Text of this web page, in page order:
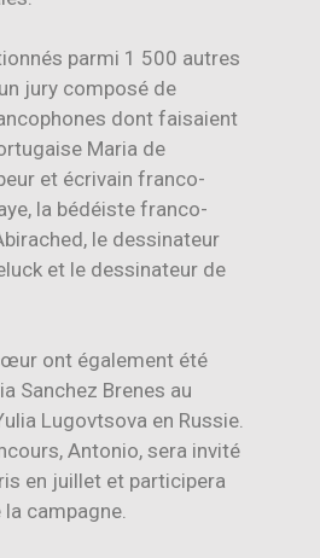
parmi 1 500 autres
jury composé de
dont faisaient
Maria de
et écrivain franco-
la bédéiste franco-
le dessinateur
et le dessinateur de
ont également été
Sanchez Brenes au
Lugovtsova en Russie.
Antonio, sera invité
en juillet et participera
campagne.